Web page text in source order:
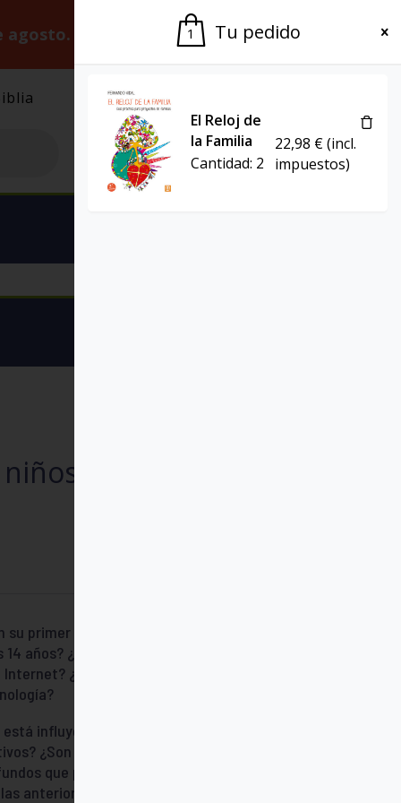
agosto. Gracias por la paciencia.
El Grupo
(Ebook)
primer móvil? ¿Es realmente
años? ¿Cómo se va configurando la
¿Cómo podemos anticiparnos
influyendo la Red en las nuevas
¿Son auténticas las relaciones que
que podemos estar asistiendo al
anteriores?
1 Tu pedido
El Reloj de
la Familia
Cantidad: 2
22,98 €(incl.
impuestos)